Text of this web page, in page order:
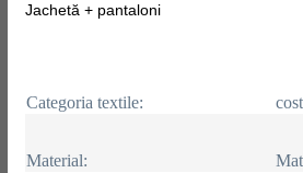
Jachetă + pantaloni
Categoria textile:
Material: